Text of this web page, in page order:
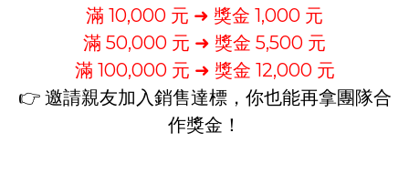
滿 10,000 元 ➜ 獎金 1,000 元
滿 50,000 元 ➜ 獎金 5,500 元
滿 100,000 元 ➜ 獎金 12,000 元
👉 邀請親友加入銷售達標，你也能再拿團隊合
作獎金！